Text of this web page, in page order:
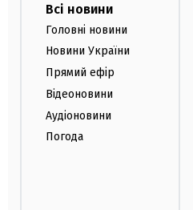
Всі новини
Головні новини
Новини України
Прямий ефір
Відеоновини
Аудіоновини
Погода